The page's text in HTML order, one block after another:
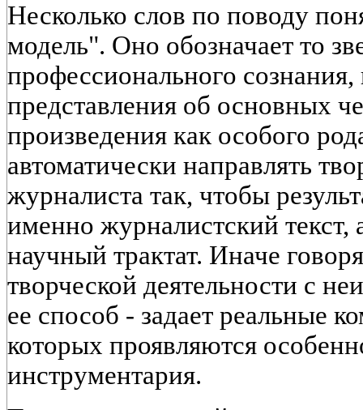
Несколько слов по поводу
модель". Оно обозначает то
профессионального
представления об основных
произведения как особого
автоматически направлять
журналиста так, чтобы
именно журналистский текст,
научный трактат. Иначе
творческой деятельности с
ее способ - задает реальные
которых проявляются
инструментария.